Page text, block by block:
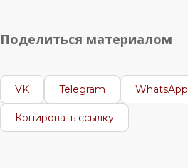
Поделиться материалом
VK Telegram WhatsApp
Копировать ссылку